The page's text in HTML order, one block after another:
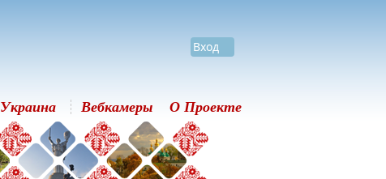
Вход
Украина Вебкамеры О Проекте